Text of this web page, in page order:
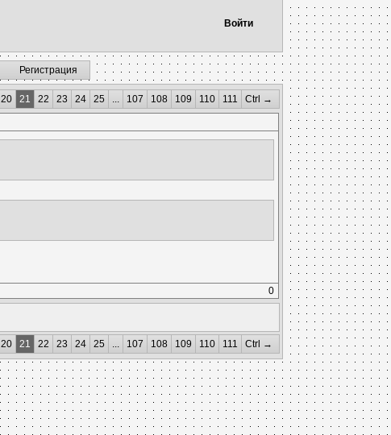
Войти
Регистрация
20 21 22 23 24 25 ... 107 108 109 110 111 Ctrl →
0
20 21 22 23 24 25 ... 107 108 109 110 111 Ctrl →